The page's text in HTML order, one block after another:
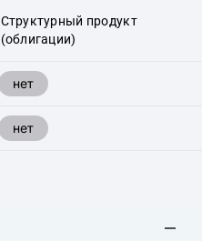
Структурный продукт
(облигации)
нет
нет